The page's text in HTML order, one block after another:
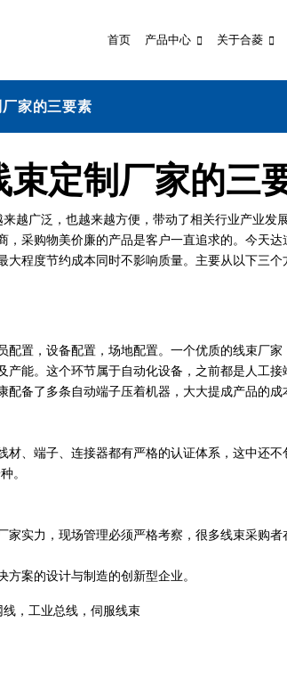
首页 产品中心 关于合菱
家的三要素
束定制厂家的三
越广泛，也越来越方便，带动了相关行业产业发
，采购物美价廉的产品是客户一直追求的。今天
程度节约成本同时不影响质量。主要从以下三个
置，设备配置，场地配置。一个优质的线束厂家
产能。这个环节属于自动化设备，之前都是人工
备了多条自动端子压着机器，大大提成产品的成
端子、连接器都有严格的认证体系，这中还不
。
力，现场管理必须严格考察，很多线束采购者
案的设计与制造的创新型企业。
，工业总线，伺服线束